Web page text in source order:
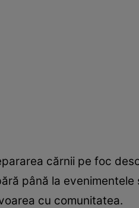
cărnii pe foc
până la
cu comunitatea.